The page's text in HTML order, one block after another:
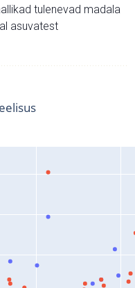
tulenevad madala
asuvatest